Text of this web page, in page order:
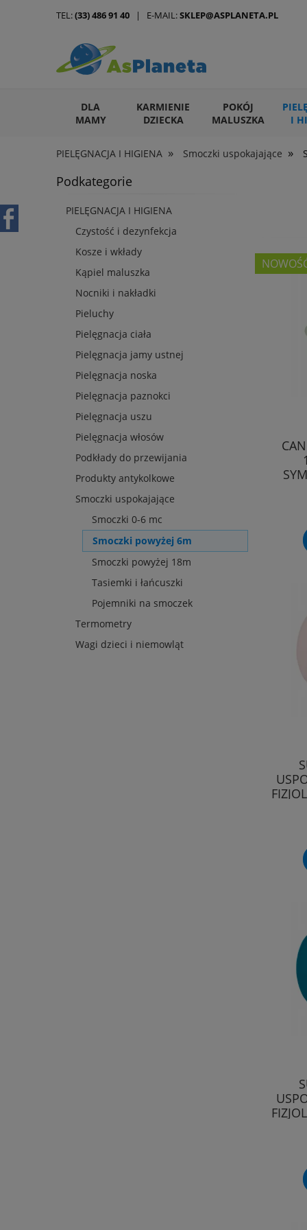
DLA
MAMY
KARMIENIE
DZIECKA
POKÓJ
MALUSZKA
I
ARTYKUŁY DLA ZWIERZĄT
PIELĘGNACJA I HIGIENA » Smoczki uspokajające »
TEL:(33) 486 91 40 | E-MAIL:SKLEP@ASPLANETA.PL
Podkategorie
PIELĘGNACJA I HIGIENA
Czystość i dezynfekcja
Kosze i wkłady
Kąpiel maluszka
Nocniki i nakładki
Pieluchy
Pielęgnacja ciała
Pielęgnacja jamy ustnej
Pielęgnacja noska
Pielęgnacja paznokci
Pielęgnacja uszu
Pielęgnacja włosów
Podkłady do przewijania
Produkty antykolkowe
Smoczki uspokajające
Smoczki 0-6 mc
Smoczki powyżej 6m
Smoczki powyżej 18m
Tasiemki i łańcuszki
Pojemniki na smoczek
Termometry
Wagi dzieci i niemowląt